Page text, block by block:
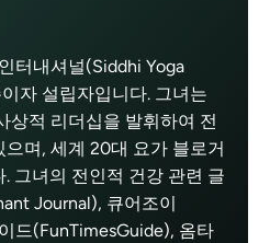
터내셔널(Siddhi Yoga
자 설립자입니다. 그녀는
상적 리더십을 발휘하여 전
며, 세계 20대 요가 블로거
그녀의 전인적 건강 관련 글
Journal), 큐어조이
드(FunTimesGuide), 옴타